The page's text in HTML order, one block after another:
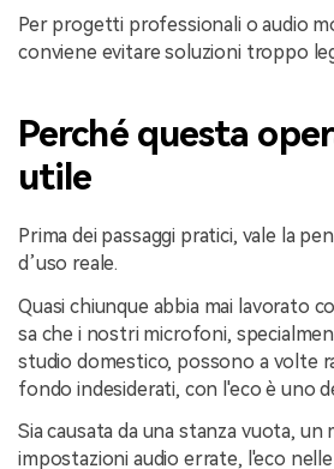
Per progetti professionali o audio
conviene evitare soluzioni troppo
Perché questa
utile
Prima dei passaggi pratici, vale la
d’uso reale.
Quasi chiunque abbia mai lavorato
sa che i nostri microfoni,
studio domestico, possono a volte
fondo indesiderati, con l'eco è uno
Sia causata da una stanza vuota,
impostazioni audio errate, l'eco